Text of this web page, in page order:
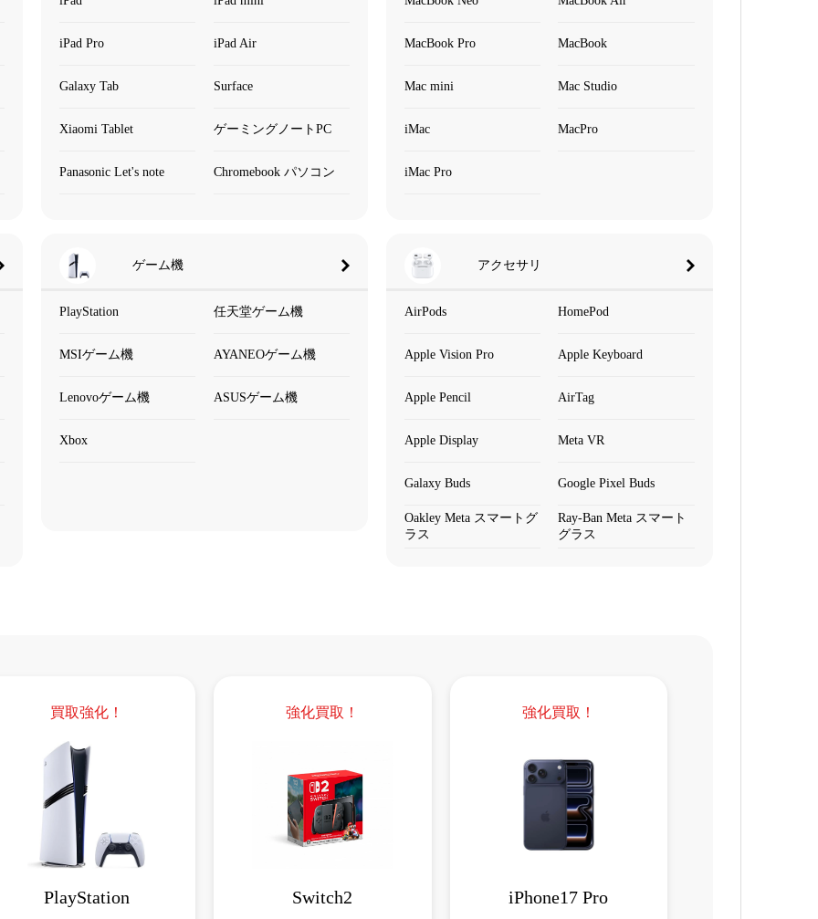
iPad Pro iPad Air
Galaxy Tab Surface
Xiaomi Tablet ゲーミングノートPC
Panasonic Let's note Chromebook パソコン
MacBook Pro MacBook
Mac mini Mac Studio
iMac MacPro
iMac Pro
ゲーム機
PlayStation 任天堂ゲーム機
MSIゲーム機 AYANEOゲーム機
Lenovoゲーム機 ASUSゲーム機
Xbox
アクセサリ
AirPods HomePod
Apple Vision Pro Apple Keyboard
Apple Pencil AirTag
Apple Display Meta VR
Galaxy Buds Google Pixel Buds
Oakley Meta スマートグ
ラス
Ray-Ban Meta スマート
グラス
買取強化！
PlayStation
強化買取！
Switch2
強化買取！
iPhone17 Pro